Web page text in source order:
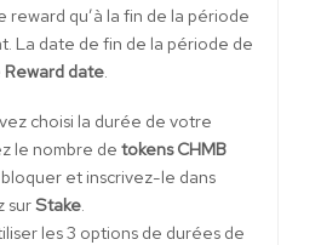
qu’à la fin de la période
La date de fin de la période de
Reward date.
choisi la durée de votre
le nombre de tokens CHMB
et inscrivez-le dans
surStake.
les 3 options de durées de